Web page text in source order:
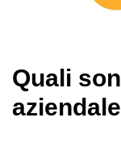
Quali
aziendale